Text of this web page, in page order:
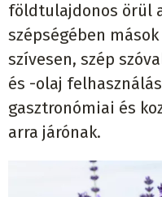
földtulajdonos örül
szépségében
szívesen, szép
és -olaj
gasztronómiai és
arra járónak.